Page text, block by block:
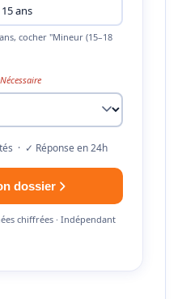
ans
cocher "Mineur (15–18
Nécessaire
· ✓ Réponse en 24h
dossier
chiffrées · Indépendant